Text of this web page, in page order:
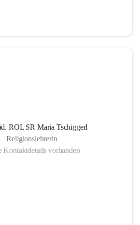
ROL SR Maria Tschiggerl
Religionslehrerin
Kontaktdetails vorhanden